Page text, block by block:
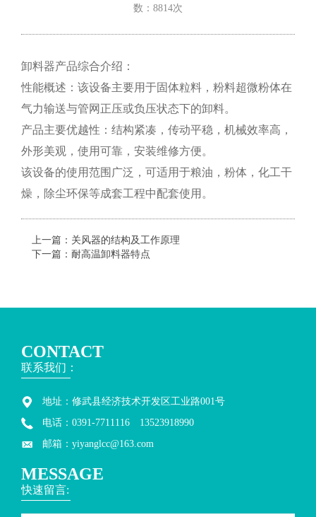
数：8814次
卸料器产品综合介绍：
性能概述：该设备主要用于固体粒料，粉料超微粉体在
气力输送与管网正压或负压状态下的卸料。
产品主要优越性：结构紧凑，传动平稳，机械效率高，
外形美观，使用可靠，安装维修方便。
该设备的使用范围广泛，可适用于粮油，粉体，化工干
燥，除尘环保等成套工程中配套使用。
上一篇： 关风器的结构及工作原理
下一篇： 耐高温卸料器特点
CONTACT
联系我们：
地址：修武县经济技术开发区工业路001号
电话：0391-7711116 13523918990
邮箱：yiyanglcc@163.com
MESSAGE
快速留言: